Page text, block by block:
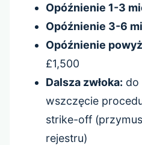
Opóźnienie 1-3
Opóźnienie 3-6
Opóźnienie
£1,500
Dalsza zwłoka: do
wszczęcie
strike-off
rejestru)